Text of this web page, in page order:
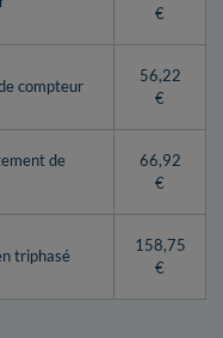
€
compteur
56,22
€
de
66,92
€
triphasé
158,75
€